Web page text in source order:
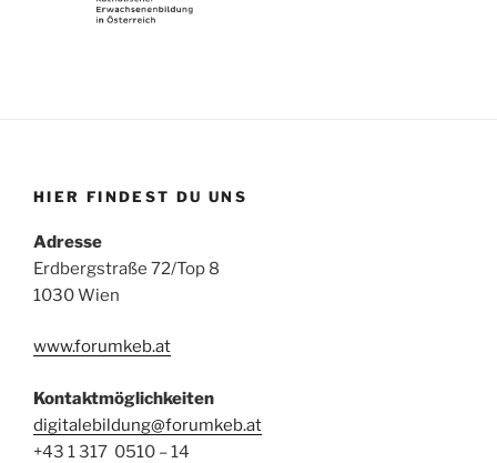
HIER FINDEST DU UNS
Adresse
Erdbergstraße 72/Top 8
1030 Wien
www.forumkeb.at
Kontaktmöglichkeiten
digitalebildung@forumkeb.at
+43 1 317 0510 – 14